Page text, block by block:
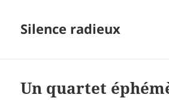
Silence radieux
Un quartet